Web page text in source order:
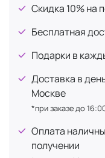
Сужение пор
Тонирование
Блеск
Детокс
Витамин B
Витамин D
Витамин F
Витамин K
ГАМК (GABA)
Гиалуроновая
Гликолевая
Глицерин
Скидка 10% на
Бесплатная
Подарки в
Доставка в
Москве
*при заказе до
Оплата
получении